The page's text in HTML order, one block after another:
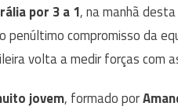
por 3 a 1, na manhã
compromisso da
volta a medir forças com
jovem, formado por